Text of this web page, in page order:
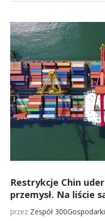
Restrykcje Chin
przemysł. Na liście
przez Zespół 300Gospodarki